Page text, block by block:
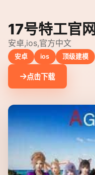
17号特工官
安卓,ios,官方中文
安卓 ios 顶级建模
点击下载